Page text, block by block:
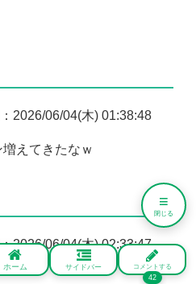
2026/06/04(木) 01:38:48
えてきたなｗ
2026/06/04(木) 02:33:47
ホーム サイドバー コメントする
42
≡
閉じる